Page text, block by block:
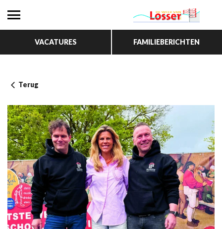
VACATURES FAMILIEBERICHTEN
Terug